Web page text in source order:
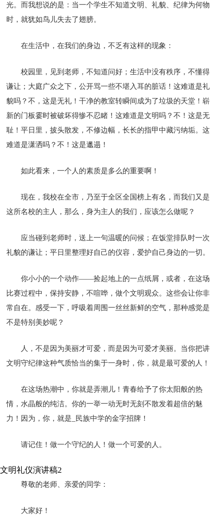
光。而我想说的是：当一个学生不知道文明、礼貌、纪律为何物
时，就犹如鸟儿失去了翅膀。
在生活中，在我们的身边，不乏有这样的现象：
校园里，见到老师，不知道问好；生活中没有秩序，不懂得
谦让；大庭广众之下，公开骂一些不堪入耳的脏话！这难道是礼
貌吗？不，这是无礼！干净的教室转瞬间成为了垃圾的天堂！崭
新的门板霎时被破坏得惨不忍睹！这难道是文明吗？不！这是无
耻！平日里，披头散发，不修边幅，长长的指甲中藏污纳垢。这
难道是潇洒吗？不！这是邋遢！
如此看来，一个人的素质是多么的重要啊！
现在，我校在全市，乃至于全区全国榜上有名，而我们又是
这所名校的主人，那么，身为主人的我们，应该怎么做呢？
应当碰到老师时，送上一句温暖的问候；在饭堂排队时一次
礼貌的谦让；平日里整理好自己的仪容，爱护自己身边的一切。
你小小的一个动作——捡起地上的一点纸屑，或者，在这场
比赛过程中，保持安静，不喧哗，做个文明观众。这些会让你非
常自在。感受一下，呼吸着周围一丝丝新鲜的空气，那种感觉是
不是特别美妙呢？
人，不是因为美丽才可爱，而是因为可爱才美丽。当你把讲
文明守纪律这种气质恰当的集于一身时，你，就是最可爱的人！
在这场热潮中，你就是弄潮儿！青春给予了你太阳般的热
情，水晶般的纯洁。你的一举一动无时无刻不散发着超倍的魅
力！因为，你，就是_民族中学的金字招牌！
请记住！做一个守纪的人！做一个可爱的人。
文明礼仪演讲稿2
尊敬的老师、亲爱的同学：
大家好！